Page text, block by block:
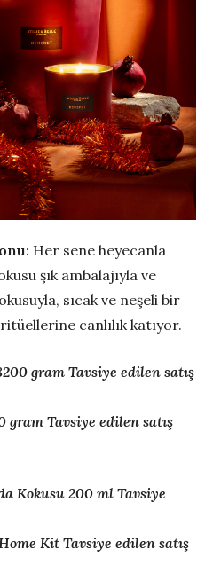
Her sene heyecanla
şık ambalajıyla ve
sıcak ve neşeli bir
canlılık katıyor.
gram Tavsiye edilen satış
Tavsiye edilen satış
Kokusu 200 ml Tavsiye
Kit Tavsiye edilen satış